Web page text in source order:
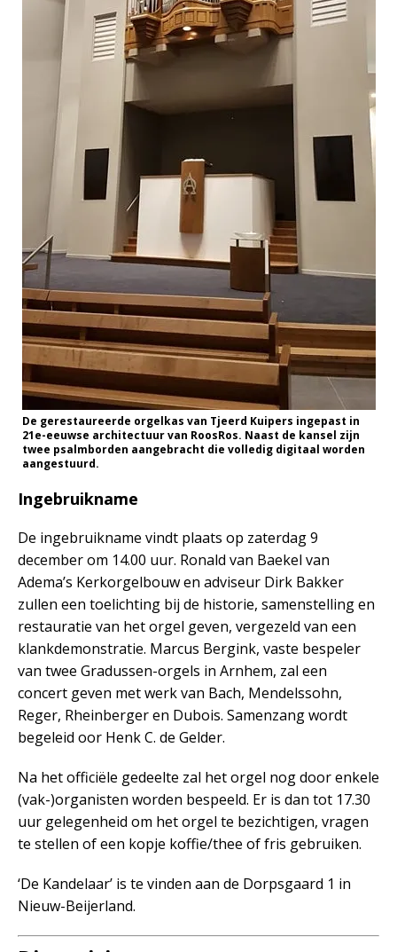
De gerestaureerde orgelkas van Tjeerd Kuipers ingepast in
21e-eeuwse architectuur van RoosRos. Naast de kansel zijn
twee psalmborden aangebracht die volledig digitaal worden
aangestuurd.
Ingebruikname
De ingebruikname vindt plaats op zaterdag 9
december om 14.00 uur. Ronald van Baekel van
Adema’s Kerkorgelbouw en adviseur Dirk Bakker
zullen een toelichting bij de historie, samenstelling en
restauratie van het orgel geven, vergezeld van een
klankdemonstratie. Marcus Bergink, vaste bespeler
van twee Gradussen-orgels in Arnhem, zal een
concert geven met werk van Bach, Mendelssohn,
Reger, Rheinberger en Dubois. Samenzang wordt
begeleid oor Henk C. de Gelder.
Na het officiële gedeelte zal het orgel nog door enkele
(vak-)organisten worden bespeeld. Er is dan tot 17.30
uur gelegenheid om het orgel te bezichtigen, vragen
te stellen of een kopje koffie/thee of fris gebruiken.
‘De Kandelaar’ is te vinden aan de Dorpsgaard 1 in
Nieuw-Beijerland.